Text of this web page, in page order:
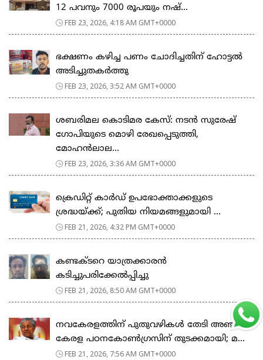
12 പവനും 7000 രൂപയും നഷ്...
FEB 23, 2026, 4:18 AM GMT+0000
ഭക്ഷണം കഴിച്ച പണം ചോദിച്ചതിന് ഹോട്ടൽ
അടിച്ചുതകർത്തു
FEB 23, 2026, 3:52 AM GMT+0000
ശബരിമല കൊടിമര കേസ്: നടൻ സുരേഷ്
ഗോപിയുടെ മൊഴി രേഖപ്പെടുത്തി,
മോഹൻലാല...
FEB 23, 2026, 3:36 AM GMT+0000
ക്രെഡിറ്റ് കാർഡ് ഉപഭോക്താക്കളുടെ
ശ്രദ്ധയ്ക്ക്; പുതിയ നിയമങ്ങളുമായി ...
FEB 21, 2026, 4:32 PM GMT+0000
കണ്ടക്ടറെ യാത്രക്കാരൻ
കടിച്ചുപരിക്കേൽപ്പിച്ചു
FEB 21, 2026, 8:50 AM GMT+0000
നവകേരളത്തിന് പുതുവഴികൾ തേടി അഞ്ചാം
കേരള പഠനകോൺഗ്രസിന് തുടക്കമായി; മ...
FEB 21, 2026, 7:56 AM GMT+0000